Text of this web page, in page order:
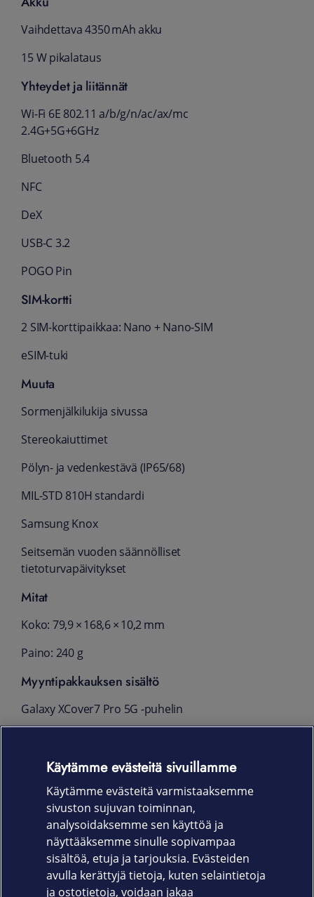
Vaihdettava 4350 mAh akku
15 W pikalataus
Yhteydet ja liitännät
Wi-Fi 6E 802.11 a/b/g/n/ac/ax/mc
2.4G+5G+6GHz
Bluetooth 5.4
NFC
DeX
USB-C 3.2
POGO Pin
SIM-kortti
2 SIM-korttipaikkaa: Nano + Nano-SIM
eSIM-tuki
Muuta
Sormenjälkilukija sivussa
Stereokaiuttimet
Pölyn- ja vedenkestävä (IP65/68)
MIL-STD 810H standardi
Samsung Knox
Seitsemän vuoden säännölliset
tietoturvapäivitykset
Mitat
Koko: 79,9 × 168,6 × 10,2 mm
Paino: 240 g
Myyntipakkauksen sisältö
Galaxy XCover7 Pro 5G -puhelin
SIM-kortin poistotyökalu
Pika-aloitusopas
Takuu
24 kk
Käytämme evästeitä sivuillamme
Käytämme evästeitä varmistaaksemme
sivuston sujuvan toiminnan,
analysoidaksemme sen käyttöä ja
näyttääksemme sinulle sopivampaa
sisältöä, etuja ja tarjouksia. Evästeiden
avulla kerättyjä tietoja, kuten selaintietoja
ja ostotietoja, voidaan jakaa